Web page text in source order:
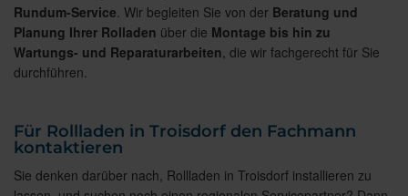
Rundum-Service. Wir begleiten Sie von der Beratung und
Planung Ihrer Rolladen über die Montage bis hin zu
Wartungs- und Reparaturarbeiten, die wir fachgerecht für Sie
durchführen.
Für Rollladen in Troisdorf den Fachmann
kontaktieren
Sie denken darüber nach, Rollladen in Troisdorf installieren zu